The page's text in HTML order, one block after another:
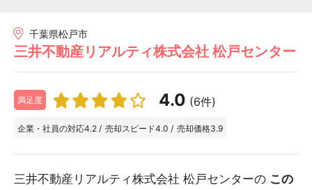
千葉県松戸市
三井不動産リアルティ株式会社 松戸センター
満足度 4.0 (6件)
企業・社員の対応4.2 / 売却スピード4.0 / 売却価格3.9
三井不動産リアルティ株式会社 松戸センターの この